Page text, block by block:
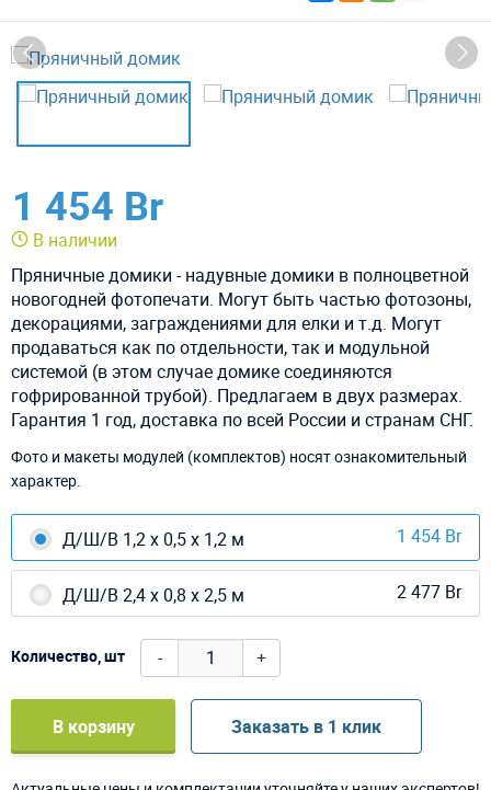
1 454 Br
В наличии
Пряничные домики - надувные домики в полноцветной
новогодней фотопечати. Могут быть частью фотозоны,
декорациями, заграждениями для елки и т.д. Могут
продаваться как по отдельности, так и модульной
системой (в этом случае домике соединяются
гофрированной трубой). Предлагаем в двух размерах.
Гарантия 1 год, доставка по всей России и странам СНГ.
Фото и макеты модулей (комплектов) носят ознакомительный
характер.
Д/Ш/В 1,2 х 0,5 x 1,2 м 1 454 Br
Д/Ш/В 2,4 х 0,8 х 2,5 м 2 477 Br
Количество, шт - +
В корзину Заказать в 1 клик